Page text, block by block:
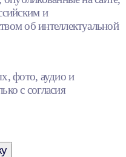
и
об интеллектуальной
фото, аудио и
с согласия